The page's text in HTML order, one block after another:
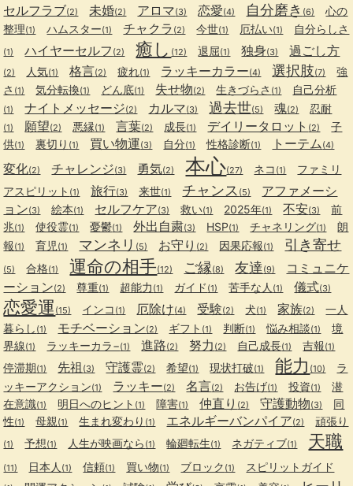
セルフラブ(2) 未婚(2) アロマ(3) 恋愛(4) 自分磨き (6)
心の
整理(1) ハムスター(1) チャクラ (2) 今世(1) 厄払い(1) 自分らしさ
(1) ハイヤーセルフ (2) 癒し (12) 退屈(1) 独身(3) 過ごし方
(2) 人気(1) 格言(2) 疲れ(1) ラッキーカラー(4) 選択肢(7)
強
さ (1) 気分転換(1) どん底(1) 失せ物(2) 生きづらさ (1) 自己分析
(1) ナイトメッセージ(2) カルマ(3) 過去世(5) 魂(2) 忍耐
(1) 願望(2) 悪縁(1) 言葉(2) 成長(1) デイリータロット (2)
子
供(1) 裏切り (1) 買い物運(3) 自分(1) 性格診断(1) トーテム (4)
変化(2) チャレンジ(3) 勇気(2) 本心(27) ネコ (1)
ファミリ
アスピリット (1) 旅行(3) 来世(1) チャンス (5)
アファメーシ
ョン(3) 絵本(1) セルフケア(3) 救い(1) 2025年(1) 不安(3)
前
兆(1) 使役霊(1) 憂鬱(1) 外出自粛(3) HSP(1) チャネリング(1)
朗
報(1) 育児 (1) マンネリ (5) お守り (2) 因果応報(1) 引き寄せ
(5) 合格(1) 運命の相手(12) ご縁(8) 友達 (9)
コミュニケ
ーション(2) 尊重(1) 超能力 (1) ガイド (1) 苦手な人 (1) 儀式(3)
恋愛運 (15) インコ (1) 厄除け(4) 受験(2) 犬(1) 家族(2)
一人
暮らし (1) モチベーション(2) ギフト (1) 判断(1) 悩み相談(1)
境
界線(1) ラッキーカラ−(1) 進路(2) 努力 (2) 自己成長(1) 吉報(1)
停滞期(1) 先祖 (3) 守護霊(2) 希望(1) 現状打破(1) 能力 (10)
ラ
ッキーアクション(1) ラッキー(2) 名言(2) お告げ(1) 投資(1)
潜
在意識(1) 明日へのヒント (1) 障害(1) 仲直り (2) 守護動物(3)
同
性(1) 母親(1) 生まれ変わり (1) エネルギーバンパイア(2) 頑張り
(1) 予想(1) 人生が映画なら (1) 輪廻転生(1) ネガティブ(1) 天職
(11) 日本人 (1) 信頼(1) 買い物(1) ブロック (1) スピリットガイド